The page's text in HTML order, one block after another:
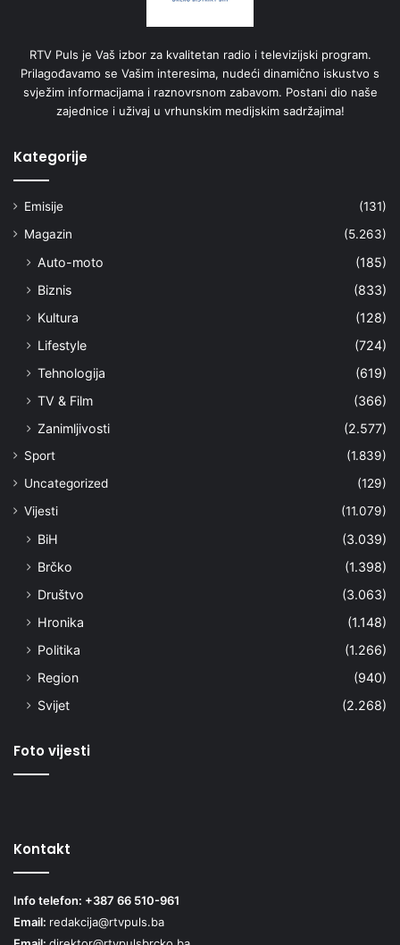
RTV Puls je Vaš izbor za kvalitetan radio i televizijski program.
Prilagođavamo se Vašim interesima, nudeći dinamično iskustvo s
svježim informacijama i raznovrsnom zabavom. Postani dio naše
zajednice i uživaj u vrhunskim medijskim sadržajima!
Kategorije
Emisije
(131)
Magazin
(5.263)
Auto-moto
(185)
Biznis
(833)
Kultura
(128)
Lifestyle
(724)
Tehnologija
(619)
TV & Film
(366)
Zanimljivosti
(2.577)
Sport
(1.839)
Uncategorized
(129)
Vijesti
(11.079)
BiH
(3.039)
Brčko
(1.398)
Društvo
(3.063)
Hronika
(1.148)
Politika
(1.266)
Region
(940)
Svijet
(2.268)
Foto vijesti
Kontakt
Info telefon: +387 66 510-961
Email: redakcija@rtvpuls.ba